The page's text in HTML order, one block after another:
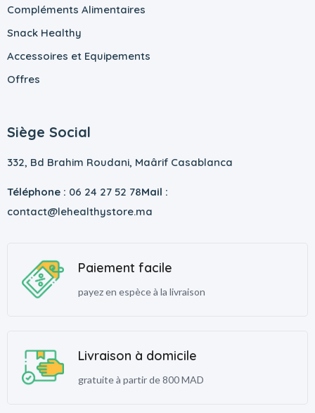
Compléments Alimentaires
Snack Healthy
Accessoires et Equipements
Offres
Siège Social
332, Bd Brahim Roudani, Maârif Casablanca
Téléphone : 06 24 27 52 78Mail :
contact@lehealthystore.ma
Paiement facile
payez en espèce à la livraison
Livraison à domicile
gratuite à partir de 800 MAD